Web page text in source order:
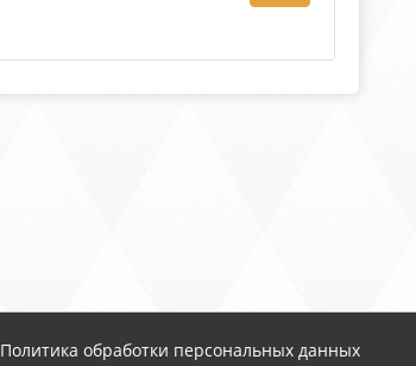
Политика обработки персональных данных